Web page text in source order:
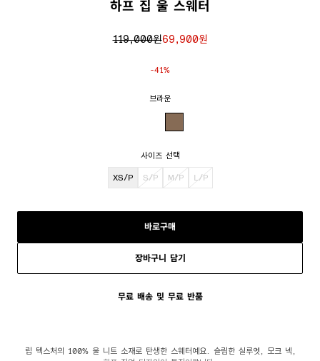
하프 집 울 스웨터
정
가
119,000원
판
가
69,900원
-41%
브라운
사이즈 선택
XS/P S/P M/P L/P
바로구매
장바구니 담기
무료 배송 및 무료 반품
립 텍스처의 100% 울 니트 소재로 탄생한 스웨터예요. 슬림한 실루엣, 모크 넥,